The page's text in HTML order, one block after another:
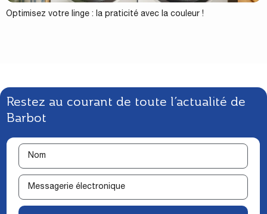
Optimisez votre linge : la praticité avec la couleur !
Restez au courant de toute l’actualité de
Barbot